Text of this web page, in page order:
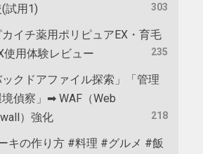
試用1) 303
イチ薬用ポリピュアEX・育毛
使用体験レビュー
235
クドアファイル探索」「管理
偵察」➡ WAF（Web
）強化
218
キの作り方 #料理 #グルメ #飯